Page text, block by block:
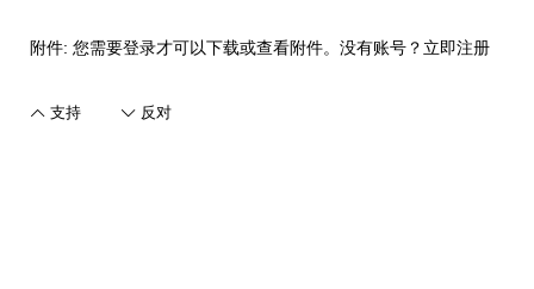
附件: 您需要登录才可以下载或查看附件。没有账号？ 立即注册
支持 反对